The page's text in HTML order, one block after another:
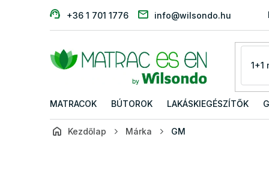
+36 1 701 1776 info@wilsondo.hu
MATRACOK BÚTOROK LAKÁSKIEGÉSZÍTŐK
Kezdőlap Márka GM